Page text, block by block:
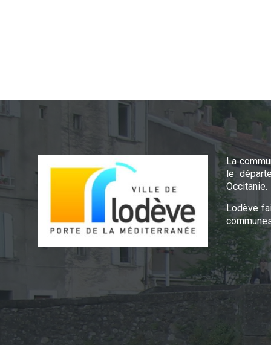
La
le
Occitanie.
Lodève